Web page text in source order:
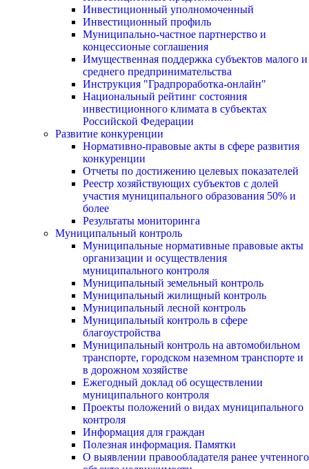
Инвестиционный уполномоченный
Инвестиционный профиль
Муниципально-частное партнерство и
концессионые соглашения
Имущественная поддержка субъектов малого и
среднего предпринимательства
Инструкция "Градпроработка-онлайн"
Национальный рейтинг состояния
инвестиционного климата в субъектах
Российской Федерации
Развитие конкуренции
Нормативно-правовые акты в сфере развития
конкуренции
Отчеты по достижению целевых показателей
Реестр хозяйствующих субъектов с долей
участия муниципального образования 50% и
более
Результаты мониторинга
Муниципальный контроль
Муниципальные нормативные правовые акты
организации и осуществления
муниципального контроля
Муниципальный земельный контроль
Муниципальный жилищный контроль
Муниципальный лесной контроль
Муниципальный контроль в сфере
благоустройства
Муниципальный контроль на автомобильном
транспорте, городском наземном транспорте и
в дорожном хозяйстве
Ежегодный доклад об осуществлении
муниципального контроля
Проекты положений о видах муниципального
контроля
Информация для граждан
Полезная информация. Памятки
О выявлении правообладателя ранее учтенного